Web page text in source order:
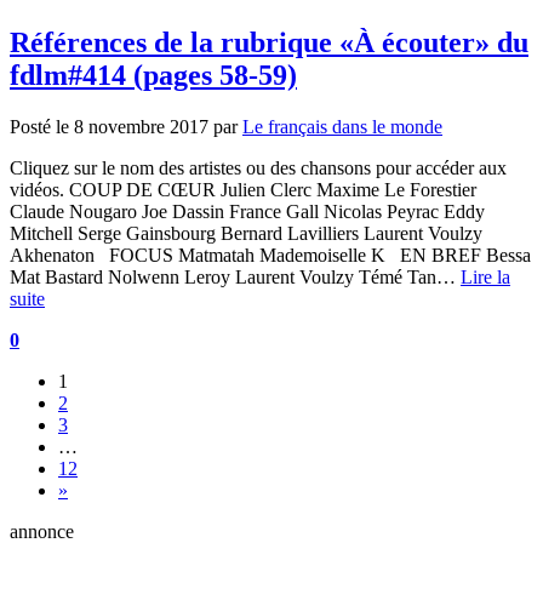
Références de la rubrique «À écouter» du
fdlm#414 (pages 58-59)
Posté le 8 novembre 2017 par Le français dans le monde
Cliquez sur le nom des artistes ou des chansons pour accéder aux
vidéos. COUP DE CŒUR Julien Clerc Maxime Le Forestier
Claude Nougaro Joe Dassin France Gall Nicolas Peyrac Eddy
Mitchell Serge Gainsbourg Bernard Lavilliers Laurent Voulzy
Akhenaton FOCUS Matmatah Mademoiselle K EN BREF Bessa
Mat Bastard Nolwenn Leroy Laurent Voulzy Témé Tan… Lire la
suite
0
1
2
3
…
12
»
annonce